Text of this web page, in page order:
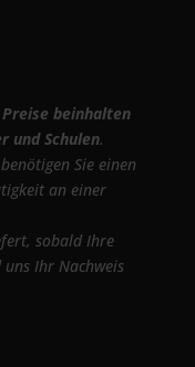
beinhalten
und Schulen.
Sie einen
an einer
sobald Ihre
Ihr Nachweis